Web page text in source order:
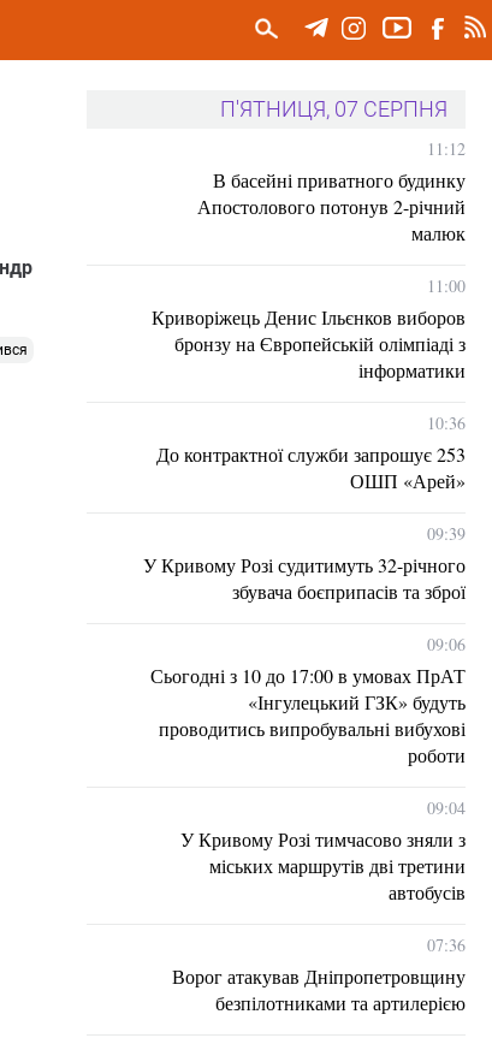
П'ЯТНИЦЯ, 07 СЕРПНЯ
11:12
В басейні приватного будинку
Апостолового потонув 2-річний
малюк
11:00
Криворіжець Денис Ільєнков виборов
бронзу на Європейській олімпіаді з
інформатики
10:36
До контрактної служби запрошує 253
ОШП «Арей»
09:39
У Кривому Розі судитимуть 32-річного
збувача боєприпасів та зброї
09:06
Сьогодні з 10 до 17:00 в умовах ПрАТ
«Інгулецький ГЗК» будуть
проводитись випробувальні вибухові
роботи
09:04
У Кривому Розі тимчасово зняли з
міських маршрутів дві третини
автобусів
07:36
Ворог атакував Дніпропетровщину
безпілотниками та артилерією